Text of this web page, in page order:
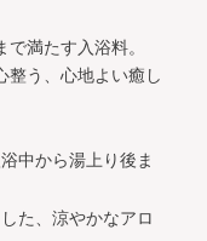
満たす入浴料。
整う、心地よい癒し
中から湯上り後ま
た、涼やかなアロ